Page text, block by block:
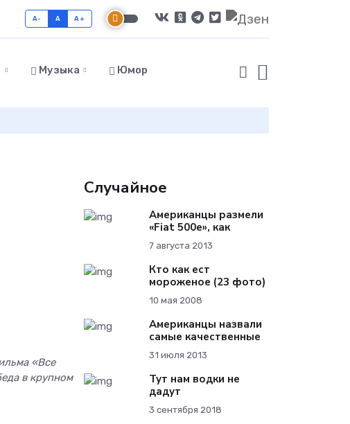
A- A A+
Музыка Юмор
«Все
в крупном
Случайное
Американцы размели
«Fiat 500e», как
7 августа 2013
Кто как ест
мороженое (23 фото)
10 мая 2008
Американцы назвали
самые качественные
31 июля 2013
Тут нам водки не
дадут
3 сентября 2018